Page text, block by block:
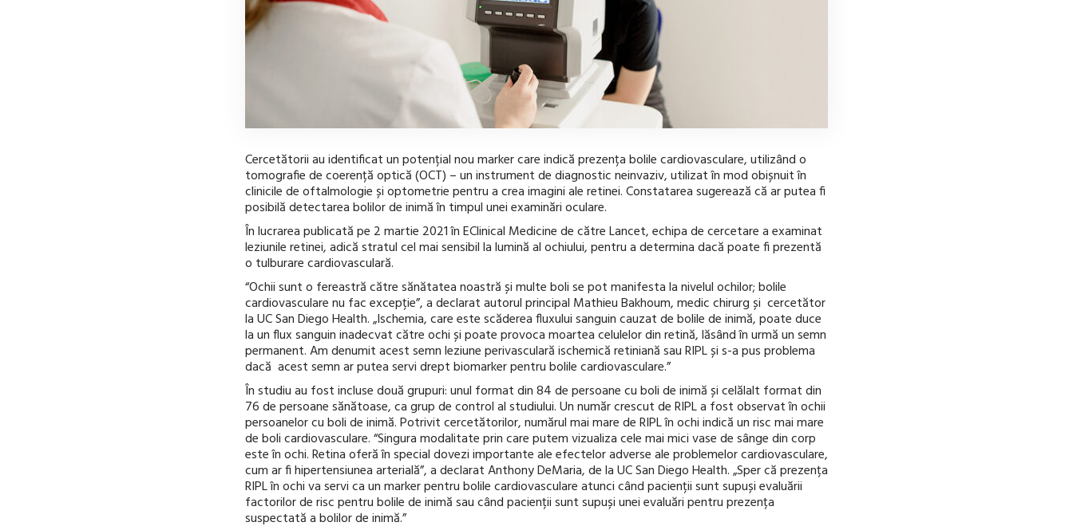
Cercetătorii au identificat un potențial nou marker care indică prezența bolile cardiovasculare, utilizând o
tomografie de coerență optică (OCT) – un instrument de diagnostic neinvaziv, utilizat în mod obișnuit în
clinicile de oftalmologie și optometrie pentru a crea imagini ale retinei. Constatarea sugerează că ar putea fi
posibilă detectarea bolilor de inimă în timpul unei examinări oculare.
În lucrarea publicată pe 2 martie 2021 în EClinical Medicine de către Lancet, echipa de cercetare a examinat
leziunile retinei, adică stratul cel mai sensibil la lumină al ochiului, pentru a determina dacă poate fi prezentă
o tulburare cardiovasculară.
“Ochii sunt o fereastră către sănătatea noastră și multe boli se pot manifesta la nivelul ochilor; bolile
cardiovasculare nu fac excepție”, a declarat autorul principal Mathieu Bakhoum, medic chirurg și cercetător
la UC San Diego Health. „Ischemia, care este scăderea fluxului sanguin cauzat de bolile de inimă, poate duce
la un flux sanguin inadecvat către ochi și poate provoca moartea celulelor din retină, lăsând în urmă un semn
permanent. Am denumit acest semn leziune perivasculară ischemică retiniană sau RIPL și s-a pus problema
dacă acest semn ar putea servi drept biomarker pentru bolile cardiovasculare.”
În studiu au fost incluse două grupuri: unul format din 84 de persoane cu boli de inimă și celălalt format din
76 de persoane sănătoase, ca grup de control al studiului. Un număr crescut de RIPL a fost observat în ochii
persoanelor cu boli de inimă. Potrivit cercetătorilor, numărul mai mare de RIPL în ochi indică un risc mai mare
de boli cardiovasculare. “Singura modalitate prin care putem vizualiza cele mai mici vase de sânge din corp
este în ochi. Retina oferă în special dovezi importante ale efectelor adverse ale problemelor cardiovasculare,
cum ar fi hipertensiunea arterială”, a declarat Anthony DeMaria, de la UC San Diego Health. „Sper că prezența
RIPL în ochi va servi ca un marker pentru bolile cardiovasculare atunci când pacienții sunt supuși evaluării
factorilor de risc pentru bolile de inimă sau când pacienții sunt supuși unei evaluări pentru prezența
suspectată a bolilor de inimă.”